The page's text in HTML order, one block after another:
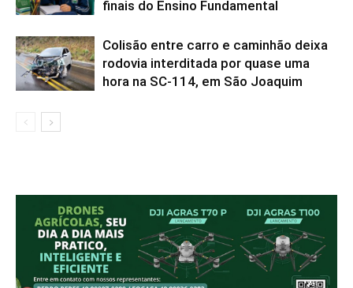
finais do Ensino Fundamental
Colisão entre carro e caminhão deixa
rodovia interditada por quase uma
hora na SC-114, em São Joaquim